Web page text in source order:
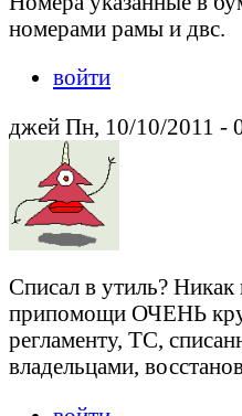
номерами рамы и двс.
войти
джей Пн, 10/10/2011 -
Списал в утиль? Никак
припомощи ОЧЕНЬ
регламенту, ТС,
владельцами,